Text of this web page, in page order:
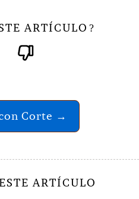
ARTÍCULO ?
Corte →
ARTÍCULO